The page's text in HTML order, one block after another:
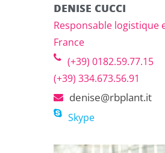
DENISE CUCCI
Responsable logistique
France
(+39) 0182.59.77.15
(+39) 334.673.56.91
denise@rbplant.it
Skype